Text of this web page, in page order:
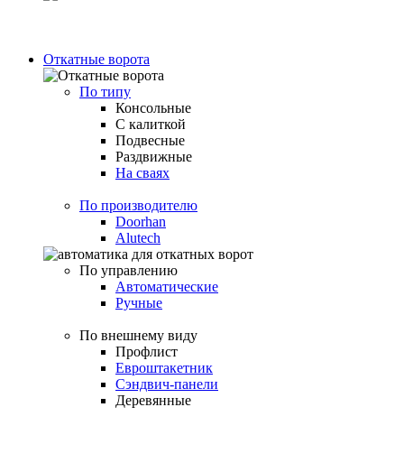
Откатные ворота
По типу
Консольные
С калиткой
Подвесные
Раздвижные
На сваях
По производителю
Doorhan
Alutech
По управлению
Автоматические
Ручные
По внешнему виду
Профлист
Евроштакетник
Сэндвич-панели
Деревянные